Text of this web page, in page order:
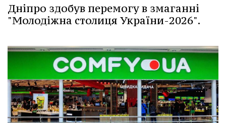
Дніпро здобув перемогу в змаганні
"Молодіжна столиця України-2026".